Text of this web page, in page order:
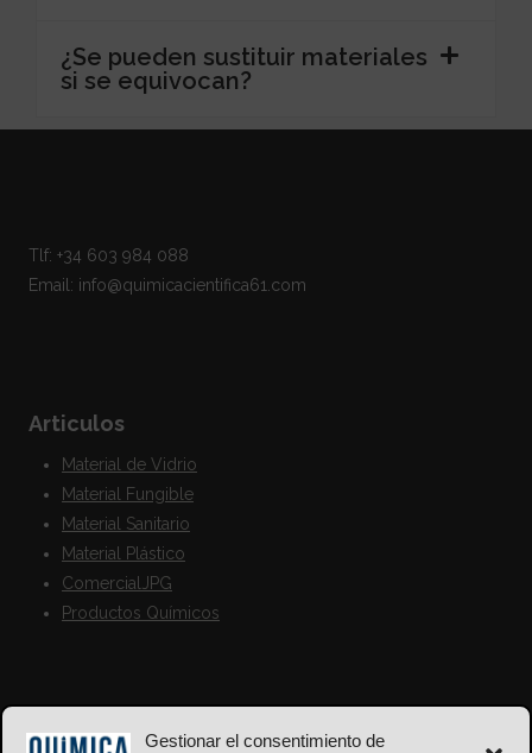
Gestionar el consentimiento de
¿Se pueden sustituir materiales
si se equivocan?
Tlf: +34 603 984 088
Email: info@quimicacientifica61.com
Articulos
Material de Vidrio
Material Fungible
Material Sanitario
Material Plástico
ComercialJPG
Productos Químicos